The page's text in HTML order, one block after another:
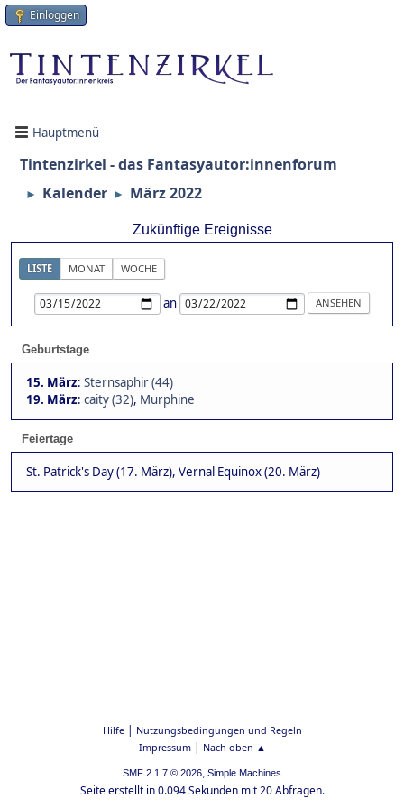
Einloggen
Hauptmenü
Tintenzirkel - das Fantasyautor:innenforum
► Kalender ► März 2022
Zukünftige Ereignisse
LISTE MONAT WOCHE
an
Geburtstage
15. März: Sternsaphir (44)
19. März: caity (32), Murphine
Feiertage
St. Patrick's Day (17. März), Vernal Equinox (20. März)
Hilfe| Nutzungsbedingungen und Regeln
Impressum| Nach oben ▲
SMF 2.1.7 © 2026, Simple Machines
Seite erstellt in 0.094 Sekunden mit 20 Abfragen.